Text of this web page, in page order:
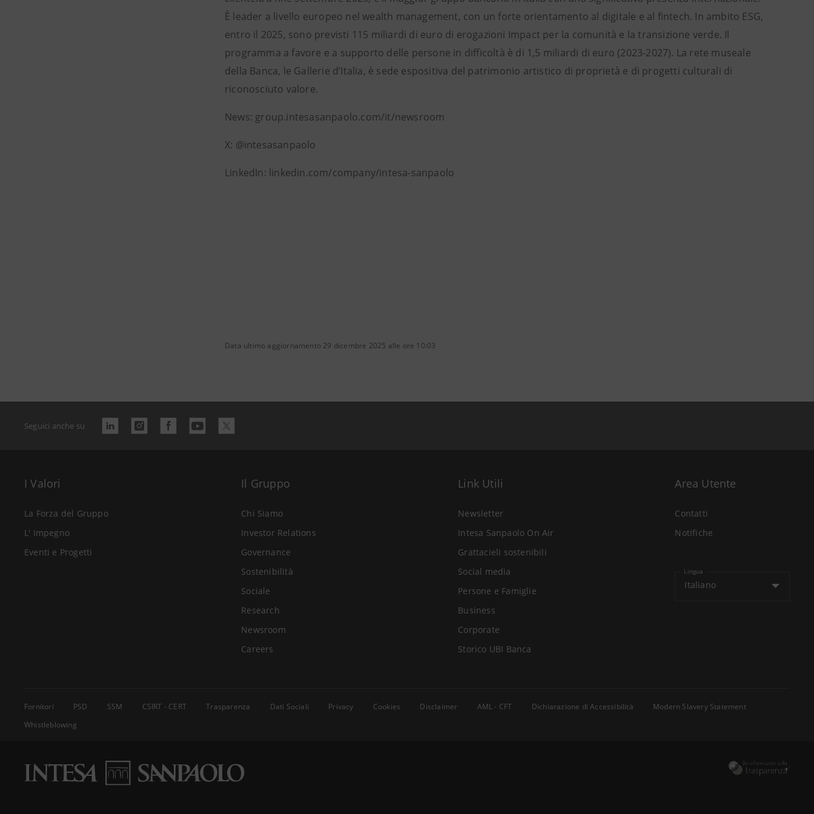
È leader a livello europeo nel wealth management, con un forte orientamento al digitale e al fintech. In ambito ESG,
entro il 2025, sono previsti 115 miliardi di euro di erogazioni Impact per la comunità e la transizione verde. Il
programma a favore e a supporto delle persone in difficoltà è di 1,5 miliardi di euro (2023-2027). La rete museale
della Banca, le Gallerie d’Italia, è sede espositiva del patrimonio artistico di proprietà e di progetti culturali di
riconosciuto valore.
News: group.intesasanpaolo.com/it/newsroom
X: @intesasanpaolo
LinkedIn: linkedin.com/company/intesa-sanpaolo
Data ultimo aggiornamento 29 dicembre 2025 alle ore 10:03
Seguici anche su
I Valori
La Forza del Gruppo
L' Impegno
Eventi e Progetti
Il Gruppo
Chi Siamo
Investor Relations
Governance
Sostenibilità
Sociale
Research
Newsroom
Careers
Link Utili
Newsletter
Intesa Sanpaolo On Air
Grattacieli sostenibili
Social media
Persone e Famiglie
Business
Corporate
Storico UBI Banca
Area Utente
Contatti
Notifiche
Lingua
Italiano
Fornitori PSD SSM CSIRT - CERT Trasparenza Dati Sociali Privacy Cookies Disclaimer AML - CFT Dichiarazione di Accessibilità
Modern Slavery Statement
Whistleblowing